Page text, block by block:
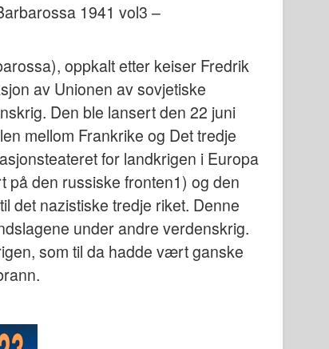
1941 vol3 –
oppkalt etter keiser Fredrik
av Unionen av sovjetiske
Den ble lansert den 22 juni
mellom Frankrike og Det tredje
for landkrigen i Europa
på den russiske fronten1) og den
det nazistiske tredje riket. Denne
under andre verdenskrig.
som til da hadde vært ganske